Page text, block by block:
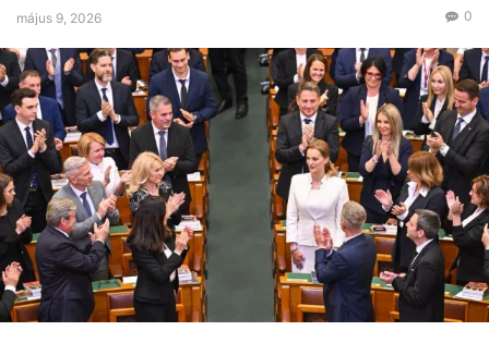
május 9, 2026 0